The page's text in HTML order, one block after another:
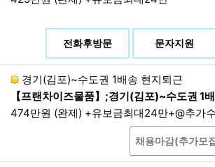
제3조. 개인정보의 보유
1.회사는 이용자로부터 개인정보
은 기간 내에서 개인정보를 보유
만, 관계 법령의 규정에 따라 보존
경우에는 관계법령에 따라 보존합
2.회원의 경우 개인정보의 보유 및
스 이용계약 체결시(회원가입시)
약 해지(탈퇴신청, 직권탈퇴 포함)
는 다른 법령에서 별도의 기간을
전화후방문
문자지원
경기(김포)~수도권 1배송 현지퇴근
【프랜차이즈물품】;경기(김포)~수도권 1배송 현지퇴근
474만원 (완제) +유보금최대24만+@추가
상담
채용마감(추가모